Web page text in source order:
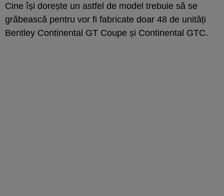
Cine își dorește un astfel de model trebuie să se
grăbească pentru vor fi fabricate doar 48 de unități
Bentley Continental GT Coupe și Continental GTC.